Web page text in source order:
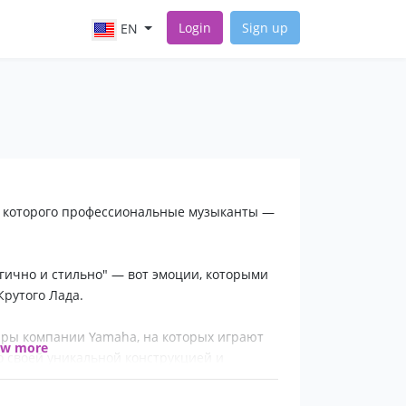
EN Login Sign up
профессиональные музыканты —
и стильно" — вот эмоции, которыми
Лада.
компании Yamaha, на которых играют
уникальной конструкцией и
звука!
more